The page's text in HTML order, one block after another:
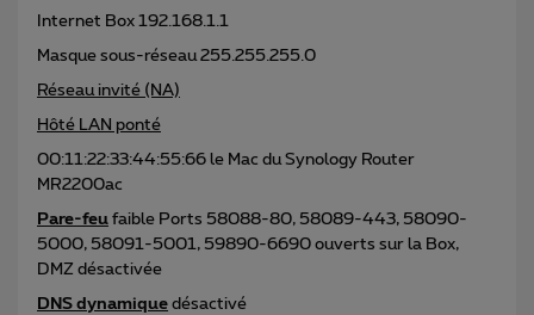
Internet Box 192.168.1.1
Masque sous-réseau 255.255.255.0
Réseau invité (NA)
Hôté LAN ponté
00:11:22:33:44:55:66 le Mac du Synology Router
MR2200ac
Pare-feu faible Ports 58088-80, 58089-443, 58090-
5000, 58091-5001, 59890-6690 ouverts sur la Box,
DMZ désactivée
DNS dynamique désactivé